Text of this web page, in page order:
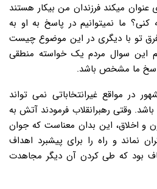
عنوان میکند فرزندان من بیکار هستند
ما نمیتوانیم در پاسخ به او به
فرق تو با دیگری در این موضوع چیست
این سوال مردم یک خواسته منطقی
پاسخ ما مشخص باشد.
در مواقع غیرانتخاباتی نمی تواند
وقتی رهبرانقلاب فرمودند آتش به
و اخلاق، این بدان معناست که جوان
نماند و راه را برای پیشبرد اهداف
بود که طی کردن آن دیگر مجاهدت